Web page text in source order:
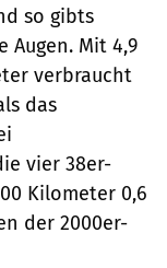
so gibts
Augen. Mit 4,9
verbraucht
das
vier 38er-
Kilometer 0,6
der 2000er-